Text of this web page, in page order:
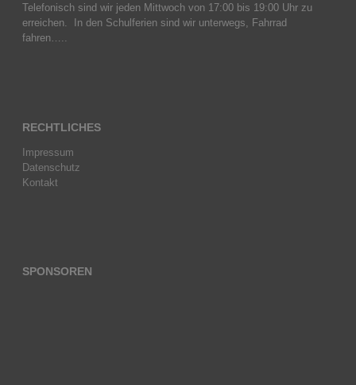
Telefonisch sind wir jeden Mittwoch von 17:00 bis 19:00 Uhr zu
erreichen. In den Schulferien sind wir unterwegs, Fahrrad
fahren…..
RECHTLICHES
Impressum
Datenschutz
Kontakt
SPONSOREN